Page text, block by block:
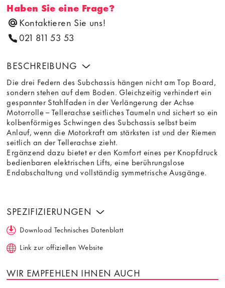
Haben Sie eine Frage?
Kontaktieren Sie uns!
021 811 53 53
BESCHREIBUNG
Die drei Federn des Subchassis hängen nicht am Top Board,
sondern stehen auf dem Boden. Gleichzeitig verhindert ein
gespannter Stahlfaden in der Verlängerung der Achse
Motorrolle – Tellerachse seitliches Taumeln und sichert so ein
kolbenförmiges Schwingen des Subchassis selbst beim
Anlauf, wenn die Motorkraft am stärksten ist und der Riemen
seitlich an der Tellerachse zieht.
Ergänzend dazu bietet er den Komfort eines per Knopfdruck
bedienbaren elektrischen Lifts, eine berührungslose
Endabschaltung und vollständig symmetrische Ausgänge.
SPEZIFIZIERUNGEN
Download Technisches Datenblatt
Link zur offiziellen Website
WIR EMPFEHLEN IHNEN AUCH